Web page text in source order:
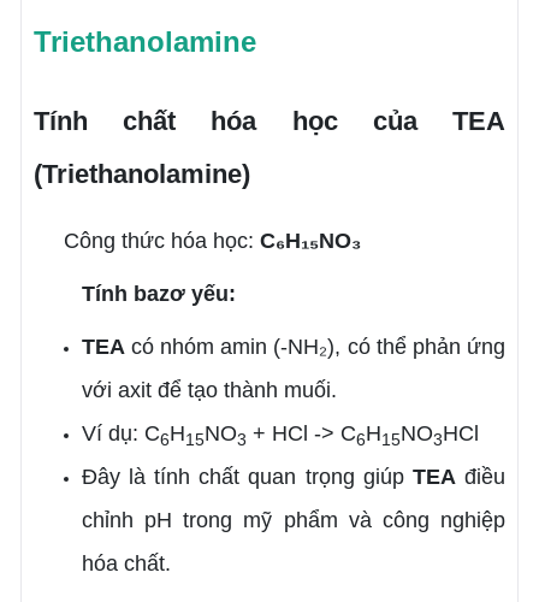
Triethanolamine
Tính chất hóa học của TEA
(Triethanolamine)
Công thức hóa học: C₆H₁₅NO₃
Tính bazơ yếu:
TEAcó nhóm amin (-NH₂), có thể phản ứng
với axit để tạo thành muối.
Ví dụ: C6H15NO3 + HCl -> C6H15NO3HCl
Đây là tính chất quan trọng giúpTEA điều
chỉnh pH trong mỹ phẩm và công nghiệp
hóa chất.